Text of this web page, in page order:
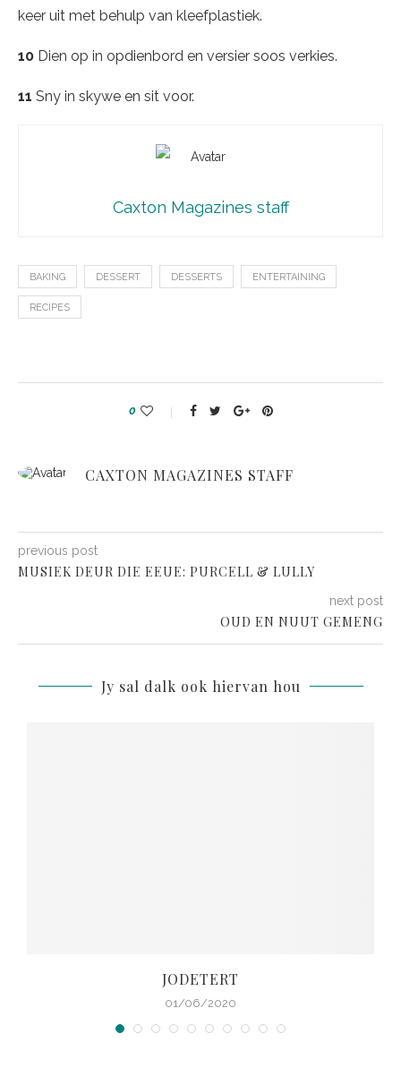
keer uit met behulp van kleefplastiek.
10 Dien op in opdienbord en versier soos verkies.
11 Sny in skywe en sit voor.
Caxton Magazines staff
BAKING DESSERT DESSERTS ENTERTAINING
RECIPES
0
CAXTON MAGAZINES STAFF
previous post
MUSIEK DEUR DIE EEUE: PURCELL & LULLY
next post
OUD EN NUUT GEMENG
Jy sal dalk ook hiervan hou
JODETERT
01/06/2020